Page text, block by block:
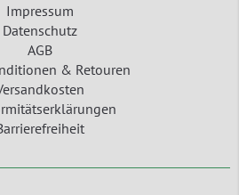
Impressum
Datenschutz
AGB
& Retouren